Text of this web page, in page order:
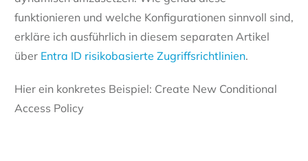
funktionieren und welche Konfigurationen sinnvoll sind,
erkläre ich ausführlich in diesem separaten Artikel
über Entra ID risikobasierte Zugriffsrichtlinien.
Hier ein konkretes Beispiel: Create New Conditional
Access Policy